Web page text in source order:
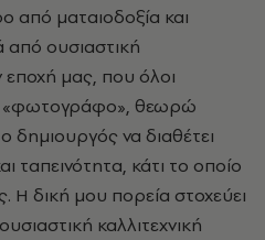
από ματαιοδοξία και
ουσιαστική
εποχή μας, που όλοι
«φωτογράφο», θεωρώ
δημιουργός να διαθέτει
ταπεινότητα, κάτι το οποίο
Η δική μου πορεία στοχεύει
καλλιτεχνική